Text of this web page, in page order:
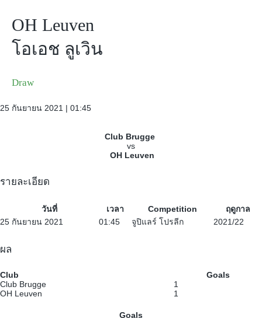
OH Leuven
โอเอช ลูเวิน
Draw
25 กันยายน 2021 | 01:45
Club Brugge
vs
OH Leuven
รายละเอียด
วันที่ เวลา Competition
ฤดูกาล
25 กันยายน 2021
01:45 จูปิแลร์ โปรลีก 2021/22
ผล
Club
Goals
Club Brugge
1
OH Leuven
1
Goals